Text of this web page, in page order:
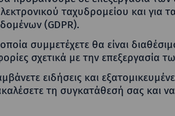
ταχυδρομείου και
(GDPR).
συμμετέχετε θα είναι
σχετικά με την
ειδήσεις και
τη συγκατάθεσή σας και